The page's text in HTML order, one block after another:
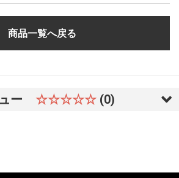
商品一覧へ戻る
ー ☆☆☆☆☆ (0)